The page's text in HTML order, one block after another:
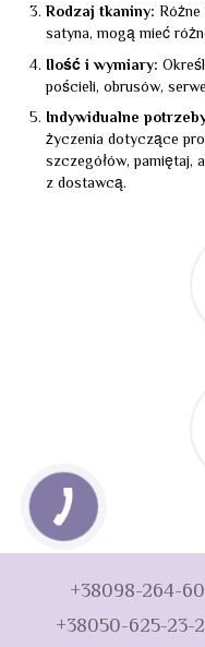
Rodzaj tkaniny:
satyna, mogą mieć
Ilość i wymiary:
pościeli, obrusów,
Indywidualne
życzenia dotyczące
szczegółów, pamiętaj,
z dostawcą.
+38098-264-
+38050-625-23-